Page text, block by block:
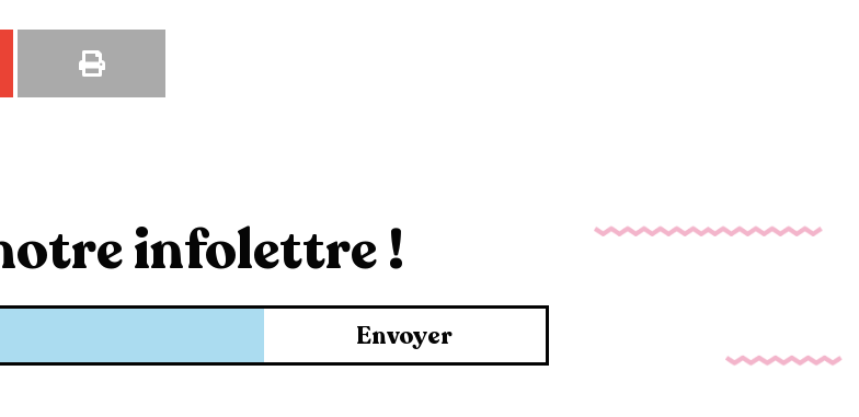
infolettre !
Envoyer